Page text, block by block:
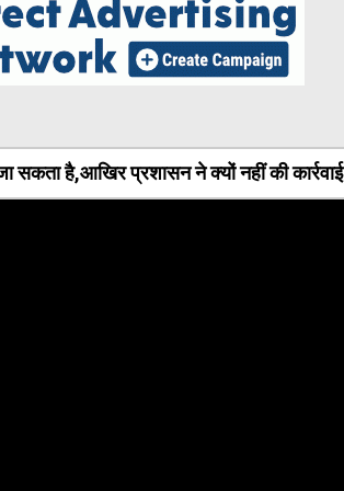
सकता है,आखिर प्रशासन ने क्यों नहीं की कार्रवाई